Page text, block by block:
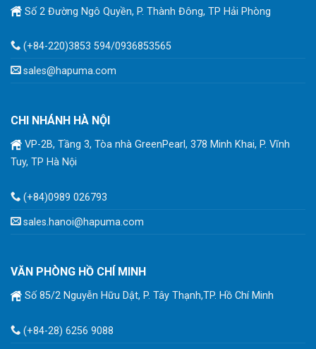
Số 2 Đường Ngô Quyền, P. Thành Đông, TP Hải Phòng
(+84-220)3853 594/0936853565
sales@hapuma.com
CHI NHÁNH HÀ NỘI
VP-2B, Tầng 3, Tòa nhà GreenPearl, 378 Minh Khai, P. Vĩnh
Tuy, TP Hà Nội
(+84)0989 026793
sales.hanoi@hapuma.com
VĂN PHÒNG HỒ CHÍ MINH
Số 85/2 Nguyễn Hữu Dật, P. Tây Thạnh,TP. Hồ Chí Minh
(+84-28) 6256 9088